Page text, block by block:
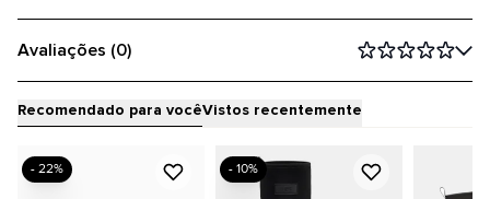
Avaliações (0)
Recomendado para vocêVistos recentemente
- 22% - 10%